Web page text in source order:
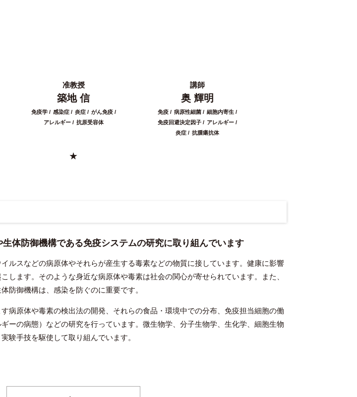
准教授
築地 信
免疫学 感染症 炎症
がん免疫
アレルギー
抗原受容体
講師
奥 輝明
免疫 病原性細菌
細胞内寄生
免疫回避決定因子
アレルギー
炎症
抗腫瘍抗体
体防御機構である免疫システムの研究に取り組んでいます
ルスなどの病原体やそれらが産生する毒素などの物質に接しています。健康に影響
します。そのような身近な病原体や毒素は社会の関心が寄せられています。また、
防御機構は、感染を防ぐのに重要です。
病原体や毒素の検出法の開発、それらの食品・環境中での分布、免疫担当細胞の働
ーの病態）などの研究を行っています。微生物学、分子生物学、生化学、細胞生物
験手技を駆使して取り組んでいます。